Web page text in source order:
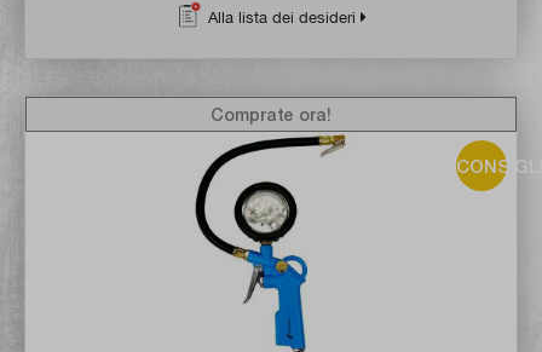
Alla lista dei desideri
Comprate ora!